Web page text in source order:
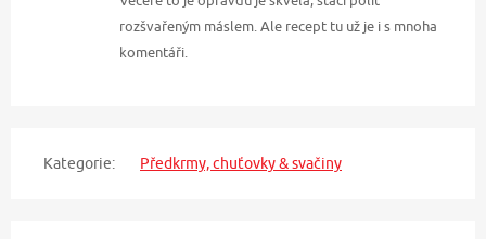
rozšvařeným máslem. Ale recept tu už je i s mnoha
komentáři.
Kategorie: Předkrmy, chuťovky & svačiny